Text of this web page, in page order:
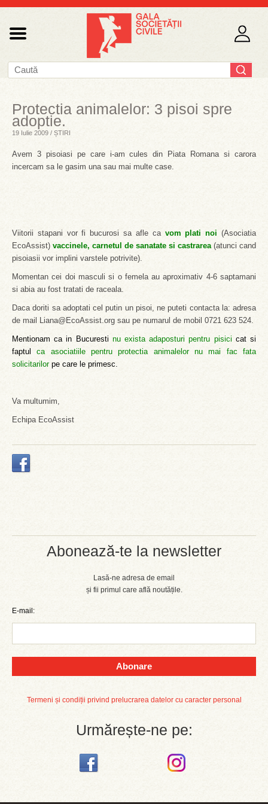
Abonează-te la newsletter
Lasă-ne adresa de email
și fii primul care află noutățile.
E-mail:
Abonare
Termeni și condiții privind prelucrarea datelor cu caracter personal
Urmărește-ne pe:
Protectia animalelor: 3 pisoi spre
adoptie.
19 Iulie 2009 / ȘTIRI
Avem 3 pisoiasi pe care i-am cules din Piata Romana si carora
incercam sa le gasim una sau mai multe case.
Viitorii stapani vor fi bucurosi sa afle ca vom plati noi (Asociatia
EcoAssist) vaccinele, carnetul de sanatate si castrarea (atunci cand
pisoiasii vor implini varstele potrivite).
Momentan cei doi masculi si o femela au aproximativ 4-6 saptamani
si abia au fost tratati de raceala.
Daca doriti sa adoptati cel putin un pisoi, ne puteti contacta la: adresa
de mail Liana@EcoAssist.org sau pe numarul de mobil 0721 623 524.
Mentionam ca in Bucuresti nu exista adaposturi pentru pisici cat si
faptulca asociatiile pentru protectia animalelor nu mai fac fata
solicitarilor pe care le primesc.
Va multumim,
Echipa EcoAssist